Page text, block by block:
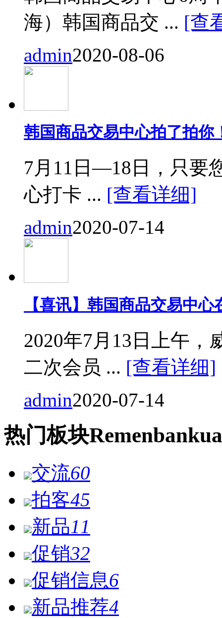
海）韩国商品交 ... [查
admin2020-08-06
韩国商品交易中心拍了拍你
7月11日—18日，只要
心打卡 ... [查看详细]
admin2020-07-14
【喜讯】韩国商品交易中
2020年7月13日上午，
二次会员 ... [查看详细]
admin2020-07-14
热门板块Remen
交流60
拍客45
新品11
促销32
促销信息6
新品推荐4